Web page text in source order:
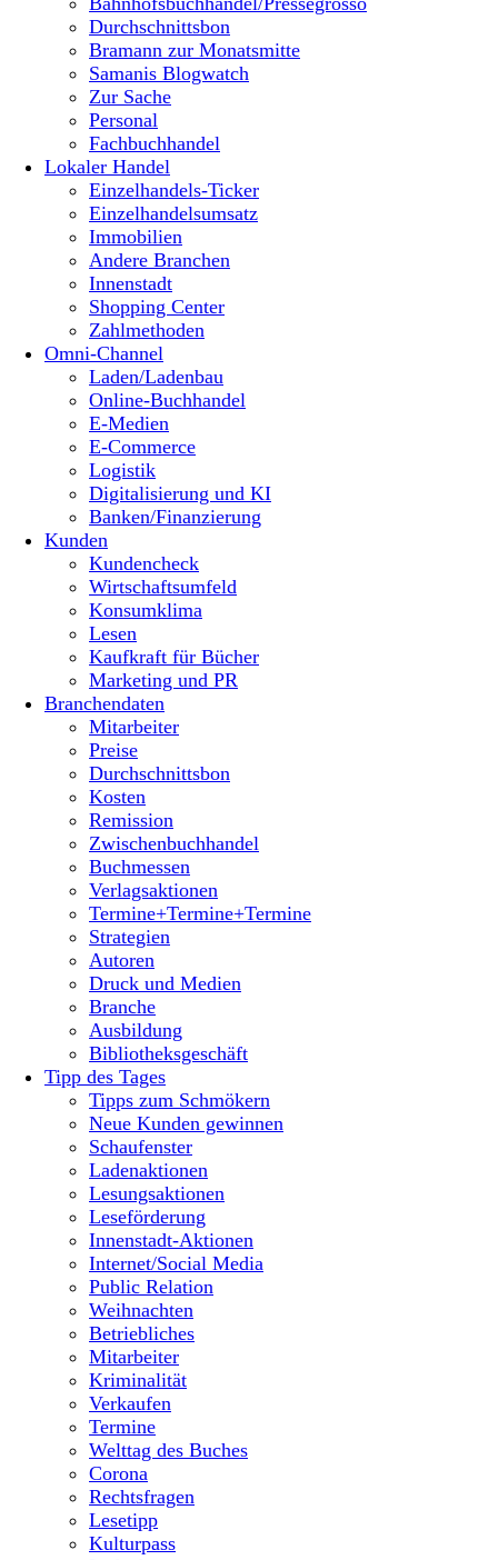
Durchschnittsbon
Bramann zur Monatsmitte
Samanis Blogwatch
Zur Sache
Personal
Fachbuchhandel
Lokaler Handel
Einzelhandels-Ticker
Einzelhandelsumsatz
Immobilien
Andere Branchen
Innenstadt
Shopping Center
Zahlmethoden
Omni-Channel
Laden/Ladenbau
Online-Buchhandel
E-Medien
E-Commerce
Logistik
Digitalisierung und KI
Banken/Finanzierung
Kunden
Kundencheck
Wirtschaftsumfeld
Konsumklima
Lesen
Kaufkraft für Bücher
Marketing und PR
Branchendaten
Mitarbeiter
Preise
Durchschnittsbon
Kosten
Remission
Zwischenbuchhandel
Buchmessen
Verlagsaktionen
Termine+Termine+Termine
Strategien
Autoren
Druck und Medien
Branche
Ausbildung
Bibliotheksgeschäft
Tipp des Tages
Tipps zum Schmökern
Neue Kunden gewinnen
Schaufenster
Ladenaktionen
Lesungsaktionen
Leseförderung
Innenstadt-Aktionen
Internet/Social Media
Public Relation
Weihnachten
Betriebliches
Mitarbeiter
Kriminalität
Verkaufen
Termine
Welttag des Buches
Corona
Rechtsfragen
Lesetipp
Kulturpass